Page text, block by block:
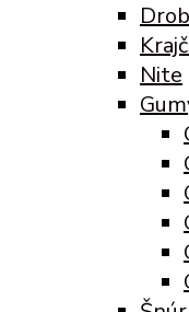
Nite